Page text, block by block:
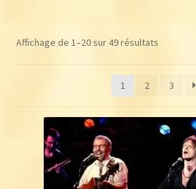
Affichage de 1–20 sur 49 résultatsTrié
récent
plus
ancien
1 2 3